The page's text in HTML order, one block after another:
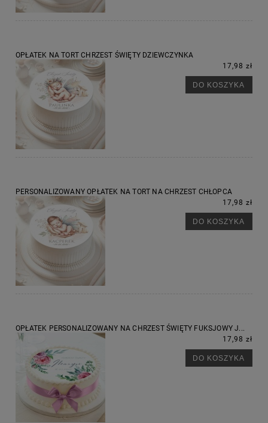
OPŁATEK NA TORT CHRZEST ŚWIĘTY DZIEWCZYNKA
17,98 zł
DO KOSZYKA
PERSONALIZOWANY OPŁATEK NA TORT NA CHRZEST CHŁOPCA
17,98 zł
DO KOSZYKA
OPŁATEK PERSONALIZOWANY NA CHRZEST ŚWIĘTY FUKSJOWY J...
17,98 zł
DO KOSZYKA